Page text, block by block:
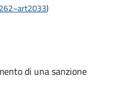
)
di una sanzione